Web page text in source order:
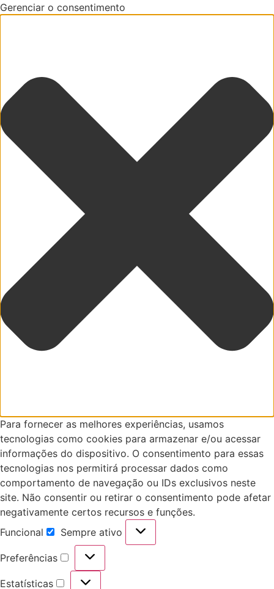
Gerenciar o consentimento
Para fornecer as melhores experiências, usamos
tecnologias como cookies para armazenar e/ou acessar
informações do dispositivo. O consentimento para essas
tecnologias nos permitirá processar dados como
comportamento de navegação ou IDs exclusivos neste
site. Não consentir ou retirar o consentimento pode afetar
negativamente certos recursos e funções.
Funcional
Funcional
Sempre ativo
Preferências
Preferências
Estatísticas